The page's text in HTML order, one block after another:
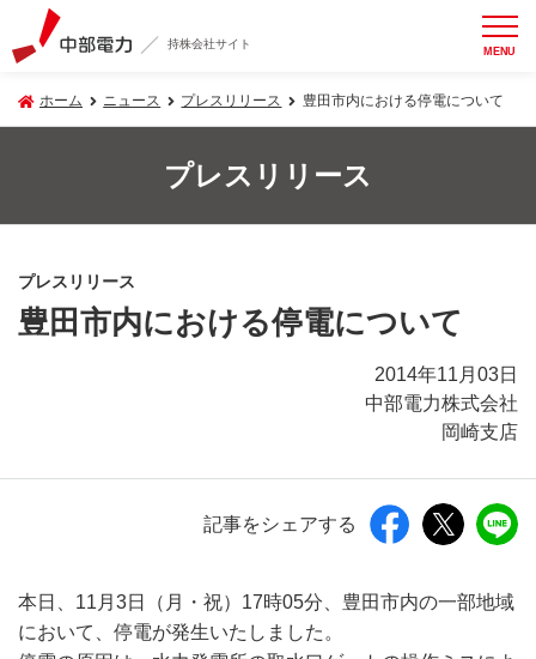
持株会社サイト MENU
ホーム ニュース プレスリリース 豊田市内における停電について
プレスリリース
プレスリリース
豊田市内における停電について
2014年11月03日
中部電力株式会社
岡崎支店
記事をシェアする
本日、11月3日（月・祝）17時05分、豊田市内の一部地域
において、停電が発生いたしました。